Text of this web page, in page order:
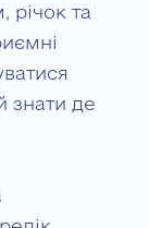
річок та
знати де